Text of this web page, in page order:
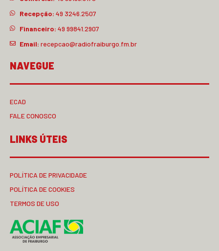
Recepção: 49 3246.2507
Financeiro: 49 99841.2907
Email: recepcao@radiofraiburgo.fm.br
NAVEGUE
ECAD
FALE CONOSCO
LINKS ÚTEIS
POLÍTICA DE PRIVACIDADE
POLÍTICA DE COOKIES
TERMOS DE USO